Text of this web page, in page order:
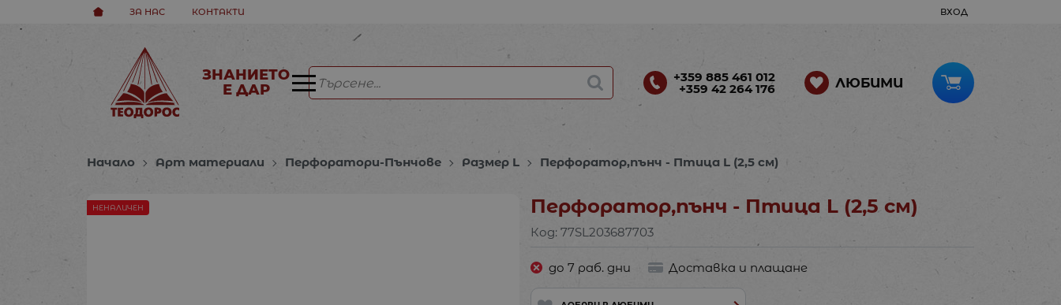
ЗА НАС КОНТАКТИ ВХОД
ЗНАНИЕТО
Е ДАР
+359 885 461 012
+359 42 264 176 ЛЮБИМИ
Начало Арт материали Перфоратори-Пънчове Размер L Перфоратор,пънч - Птица L (2,5 см)
Перфоратор,пънч - Птица L (2,5 см)
Код: 77SL203687703
НЕНАЛИЧЕН
до 7 раб. дни Доставка и плащане